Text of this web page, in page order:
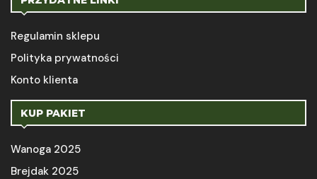
Regulamin sklepu
Polityka prywatności
Konto klienta
KUP PAKIET
Wanoga 2025
Brejdak 2025